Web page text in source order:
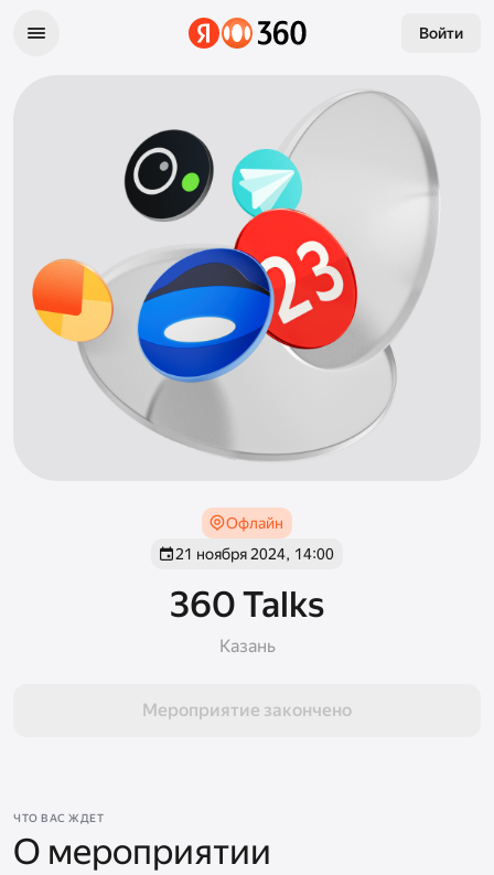
Войти
Офлайн
21 ноября 2024, 14:00
360 Talks
Казань
Мероприятие закончено
ЧТО ВАС ЖДЕТ
О мероприятии